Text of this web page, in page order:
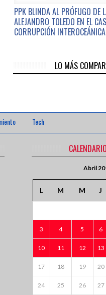
PPK BLINDA AL PRÓFUGO DE
ALEJANDRO TOLEDO EN EL
CORRUPCIÓN
LO MÁS
Tech
Abril
L M M J
3 4 5 6
10 11 12 13
17 18 19 20
24 25 26 27